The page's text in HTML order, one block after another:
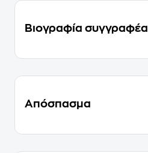
Βιογραφία συγγραφέα
Απόσπασμα